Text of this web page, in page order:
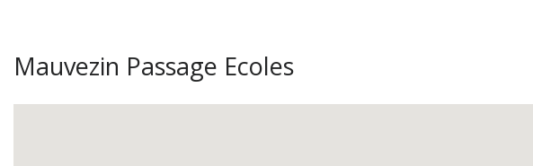
Mauvezin Passage Ecoles